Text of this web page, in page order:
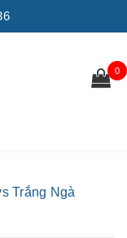
0
Trắng Ngà